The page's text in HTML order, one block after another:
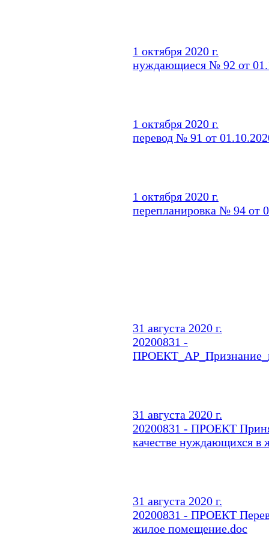
1 октября 2020 г.
нуждающиеся № 92 от
1 октября 2020 г.
перевод № 91 от
1 октября 2020 г.
перепланировка № 94 от
31 августа 2020 г.
20200831 -
31 августа 2020 г.
20200831 - ПРОЕКТ
качестве нуждающихся
31 августа 2020 г.
20200831 - ПРОЕКТ
жилое помещение.doc